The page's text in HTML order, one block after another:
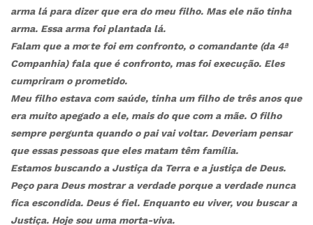
arma lá para dizer que era do meu filho. Mas ele não tinha
arma. Essa arma foi plantada lá.
Falam que a morte foi em confronto, o comandante (da 4ª
Companhia) fala que é confronto, mas foi execução. Eles
cumpriram o prometido.
Meu filho estava com saúde, tinha um filho de três anos que
era muito apegado a ele, mais do que com a mãe. O filho
sempre pergunta quando o pai vai voltar. Deveriam pensar
que essas pessoas que eles matam têm família.
Estamos buscando a Justiça da Terra e a justiça de Deus.
Peço para Deus mostrar a verdade porque a verdade nunca
fica escondida. Deus é fiel. Enquanto eu viver, vou buscar a
Justiça. Hoje sou uma morta-viva.